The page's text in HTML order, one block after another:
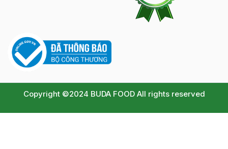
Copyright ©2024 BUDA FOOD All rights reserved